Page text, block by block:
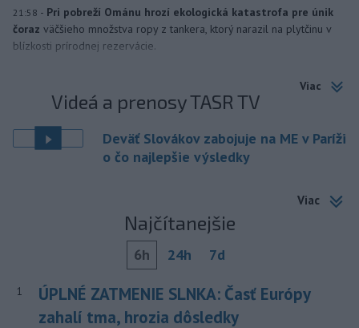
21:58 - Pri pobreží Ománu hrozí ekologická katastrofa pre únik
čoraz väčšieho množstva ropy z tankera, ktorý narazil na plytčinu v
blízkosti prírodnej rezervácie.
Viac
Videá a prenosy TASR TV
Deväť Slovákov zabojuje na ME v Paríži
o čo najlepšie výsledky
Viac
Najčítanejšie
6h 24h 7d
1
ÚPLNÉ ZATMENIE SLNKA: Časť Európy
zahalí tma, hrozia dôsledky